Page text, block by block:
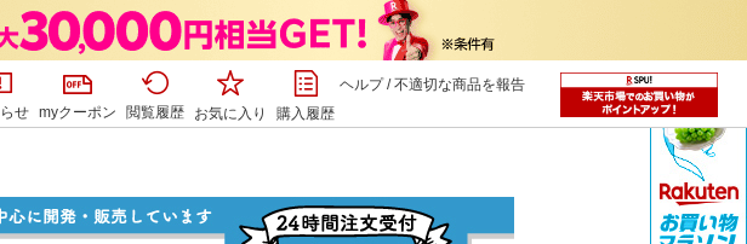
せ myクーポン 閲覧履歴 お気に入り 購入履歴
ヘルプ/不適切な商品を報告